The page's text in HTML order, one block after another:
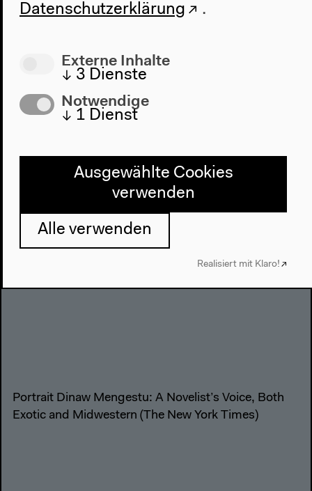
Mehr zum Autor
McArthur Fellow Stipendiums 2012
Dinaw Mengestu im Gespräch mit Ellah Allfrey,
Granta, über seine Reise in den Kongo & Lesung aus
„They Always Come in the Night“ (März 2011)
Portrait Dinaw Mengestu: A Novelist’s Voice, Both
Exotic and Midwestern (The New York Times)
Datenschutzerklärung
.
Externe Inhalte
↓ 3 Dienste
Notwendige
↓ 1 Dienst
Ausgewählte Cookies
verwenden
Alle verwenden
Realisiert mit Klaro!